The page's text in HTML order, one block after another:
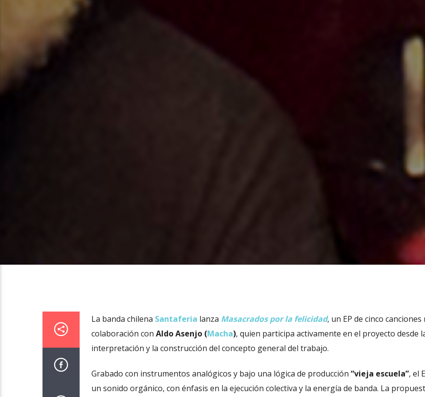
La banda chilena Santaferia lanza Masacrados por la felicidad, un EP de cinco
colaboración con Aldo Asenjo (Macha), quien participa activamente en el proyecto desde
interpretación y la construcción del concepto general del trabajo.
Grabado con instrumentos analógicos y bajo una lógica de producción “vieja escuela”, el
un sonido orgánico, con énfasis en la ejecución colectiva y la energía de banda. La